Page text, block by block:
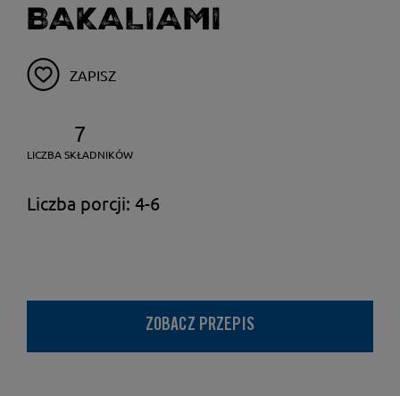
BAKALIAMI
ZAPISZ
7
LICZBA SKŁADNIKÓW
Liczba porcji: 4-6
ZOBACZ PRZEPIS